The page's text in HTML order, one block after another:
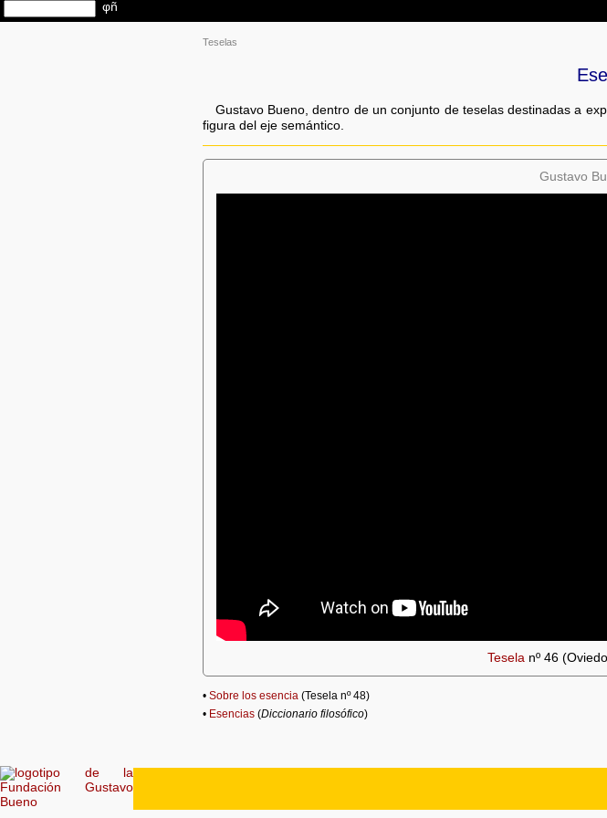
Teselas
Gustavo Bueno, dentro de un conjunto de teselas destinadas a
figura del eje semántico.
Gustavo
Tesela nº 46
• Sobre los esencia (Tesela nº 48)
• Esencias (Diccionario filosófico)